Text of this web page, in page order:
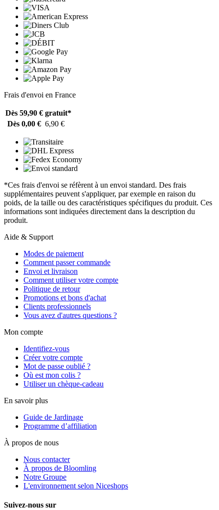
Frais d'envoi en France
Dès 59,90 € gratuit*
Dès 0,00 € 6,90 €
*Ces frais d'envoi se réfèrent à un envoi standard. Des frais
supplémentaires peuvent s'appliquer, par exemple en raison du
poids, de la taille ou des caractéristiques spécifiques du produit. Ces
informations sont indiquées directement dans la description du
produit.
Aide & Support
Modes de paiement
Comment passer commande
Envoi et livraison
Comment utiliser votre compte
Politique de retour
Promotions et bons d'achat
Clients professionnels
Vous avez d'autres questions ?
Mon compte
Identifiez-vous
Créer votre compte
Mot de passe oublié ?
Où est mon colis ?
Utiliser un chèque-cadeau
En savoir plus
Guide de Jardinage
Programme d’affiliation
À propos de nous
Nous contacter
À propos de Bloomling
Notre Groupe
L'environnement selon Niceshops
Suivez-nous sur